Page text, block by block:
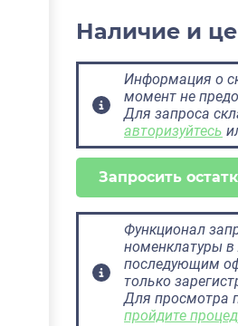
Наличие и
Информация о
момент не
Для запроса
авторизуйтесь
Запросить
Функционал
номенклатуры
последующим
только
Для просмотра
пройдите